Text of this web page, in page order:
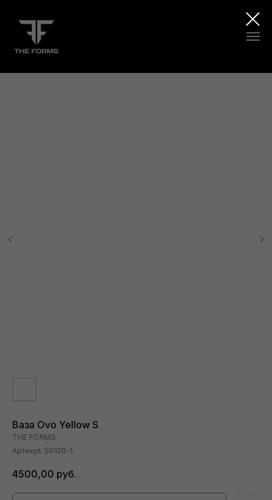
Ваза Ovo Yellow S
THE FORMS
Артикул: S0126-1
4500,00 руб.